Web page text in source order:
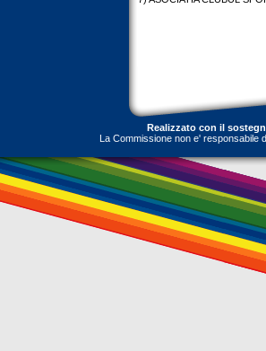
Realizzato con il
La Commissione non e' responsabile